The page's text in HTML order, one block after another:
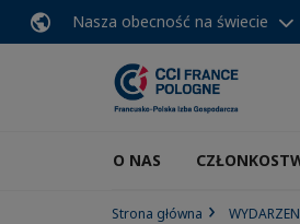
Nasza obecność na świecie
O NAS
Strona główna